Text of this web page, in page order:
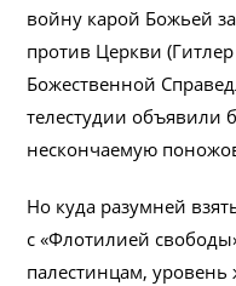
войну карой Божьей
против Церкви
Божественной
телестудии объявили
нескончаемую
Но куда разумней
с «Флотилией
палестинцам,